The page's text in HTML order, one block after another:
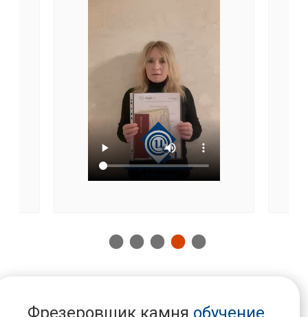
Фрезеровщик камня обучение